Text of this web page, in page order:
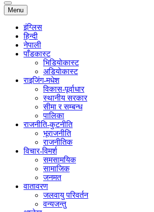
Menu
इंग्लिस
हिन्दी
नेपाली
पाँडकास्ट
भिडियाेकास्ट
अडियाेकास्ट
राइजिंग-मधेश
विकास-पूर्वाधार
स्थानीय सरकार
सीमा र सम्बन्ध
पालिका
राजनीति-कुटनीति
भूराजनीति
राजनीतिक
विचार-विमर्श
समसामयिक
सामाजिक
जनमत
वातावरण
जलवायु परिवर्तन
वन्यजन्तु